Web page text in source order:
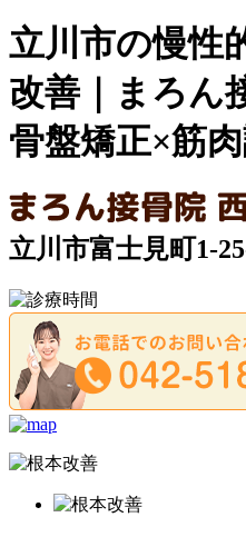
立川市の慢性
改善｜まろん
骨盤矯正×筋
立川市富士見町1-